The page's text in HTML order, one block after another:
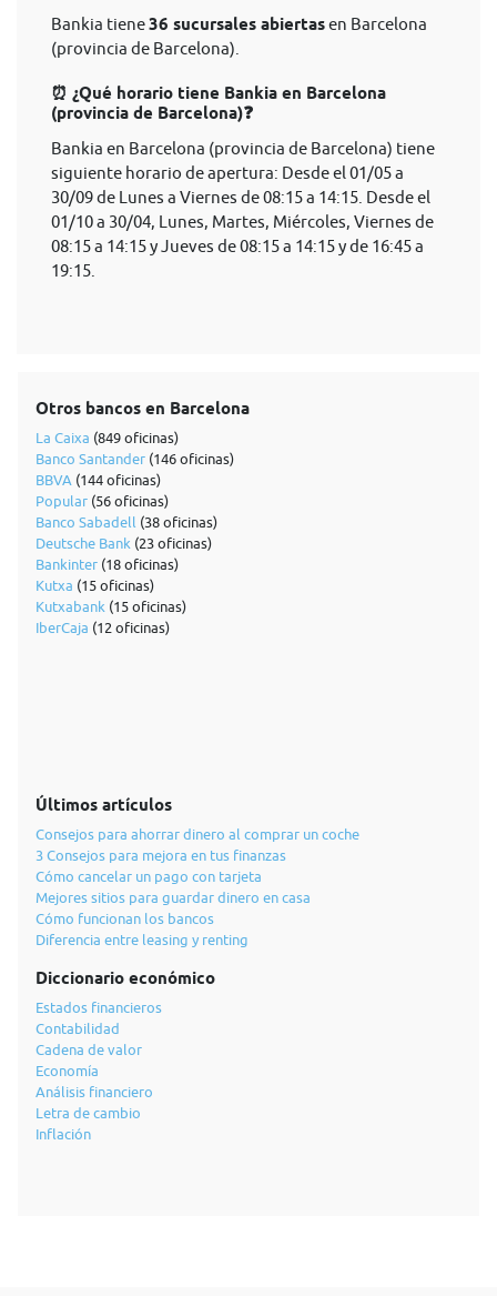
Bankia tiene36 sucursales abiertasen Barcelona
(provincia de Barcelona).
⏰ ¿Qué horario tiene Bankia en Barcelona
(provincia de Barcelona)❓
Bankia en Barcelona (provincia de Barcelona) tiene
siguiente horario de apertura: Desde el 01/05 a
30/09 de Lunes a Viernes de 08:15 a 14:15. Desde el
01/10 a 30/04, Lunes, Martes, Miércoles, Viernes de
08:15 a 14:15 y Jueves de 08:15 a 14:15 y de 16:45 a
19:15.
Otros bancos en Barcelona
La Caixa (849 oficinas)
Banco Santander (146 oficinas)
BBVA (144 oficinas)
Popular (56 oficinas)
Banco Sabadell (38 oficinas)
Deutsche Bank (23 oficinas)
Bankinter (18 oficinas)
Kutxa (15 oficinas)
Kutxabank (15 oficinas)
IberCaja (12 oficinas)
Últimos artículos
Consejos para ahorrar dinero al comprar un coche
3 Consejos para mejora en tus finanzas
Cómo cancelar un pago con tarjeta
Mejores sitios para guardar dinero en casa
Cómo funcionan los bancos
Diferencia entre leasing y renting
Diccionario económico
Estados financieros
Contabilidad
Cadena de valor
Economía
Análisis financiero
Letra de cambio
Inflación